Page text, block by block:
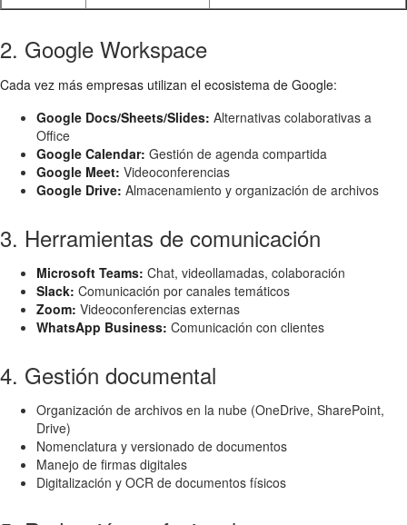
2. Google Workspace
Cada vez más empresas utilizan el ecosistema de Google:
Google Docs/Sheets/Slides: Alternativas colaborativas a
Office
Google Calendar: Gestión de agenda compartida
Google Meet: Videoconferencias
Google Drive: Almacenamiento y organización de archivos
3. Herramientas de comunicación
Microsoft Teams: Chat, videollamadas, colaboración
Slack: Comunicación por canales temáticos
Zoom: Videoconferencias externas
WhatsApp Business: Comunicación con clientes
4. Gestión documental
Organización de archivos en la nube (OneDrive, SharePoint,
Drive)
Nomenclatura y versionado de documentos
Manejo de firmas digitales
Digitalización y OCR de documentos físicos